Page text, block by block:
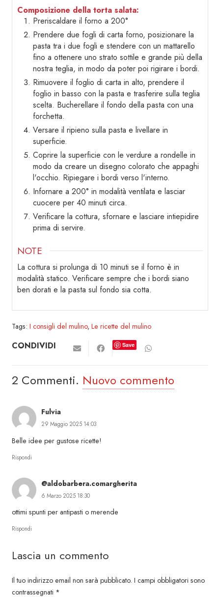
Composizione della torta salata:
Preriscaldare il forno a 200°
Prendere due fogli di carta forno, posizionare la
pasta tra i due fogli e stendere con un mattarello
fino a ottenere uno strato sottile e grande più della
nostra teglia, in modo da poter poi rigirare i bordi.
Rimuovere il foglio di carta in alto, prendere il
foglio in basso con la pasta e trasferire sulla teglia
scelta. Bucherellare il fondo della pasta con una
forchetta.
Versare il ripieno sulla pasta e livellare in
superficie.
Coprire la superficie con le verdure a rondelle in
modo da creare un disegno colorato che appaghi
l'occhio. Ripiegare i bordi verso l'interno.
Infornare a 200° in modalità ventilata e lasciar
cuocere per 40 minuti circa.
Verificare la cottura, sfornare e lasciare intiepidire
prima di servire.
NOTE
La cottura si prolunga di 10 minuti se il forno è in
modalità statico. Verificare sempre che i bordi siano
ben dorati e la pasta sul fondo sia cotta.
Tags: I consigli del mulino, Le ricette del mulino
CONDIVIDI Save
2 Commenti. Nuovo commento
Fulvia
29 Maggio 2025 14:03
Belle idee per gustose ricette!
Rispondi
@aldobarbera.comargherita
6 Marzo 2025 18:30
ottimi spunti per antipasti o merende
Rispondi
Lascia un commento
Il tuo indirizzo email non sarà pubblicato. I campi obbligatori sono
contrassegnati *